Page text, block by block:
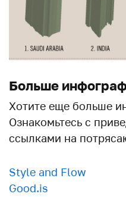
Больше
Хотите еще больше
Ознакомьтесь с
ссылками на
Style and Flow
Good.is